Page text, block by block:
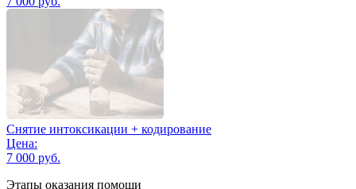
Снятие интоксикации + кодирование
Цена:
7 000 руб.
Этапы оказания помощи